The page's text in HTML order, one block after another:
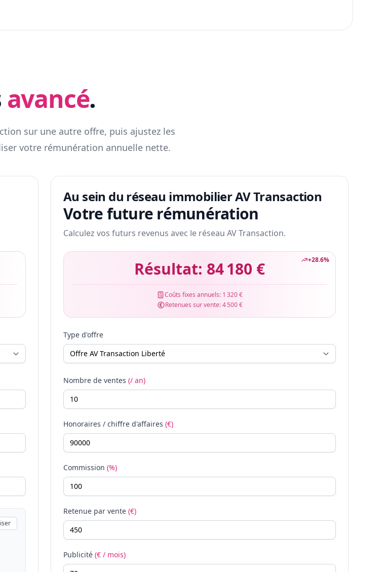
avancé.
sur une autre offre, puis ajustez les
votre rémunération annuelle nette.
Au sein du réseau immobilier AV Transaction
Votre future rémunération
Calculez vos futurs revenus avec le réseau AV Transaction.
+28.6%
Résultat: 84 180 €
Coûts fixes annuels: 1 320 €
Retenues sur vente:4 500 €
Type d'offre
Nombre de ventes (/ an)
Honoraires / chiffre d'affaires (€)
Commission (%)
Retenue par vente (€)
Publicité (€ / mois)